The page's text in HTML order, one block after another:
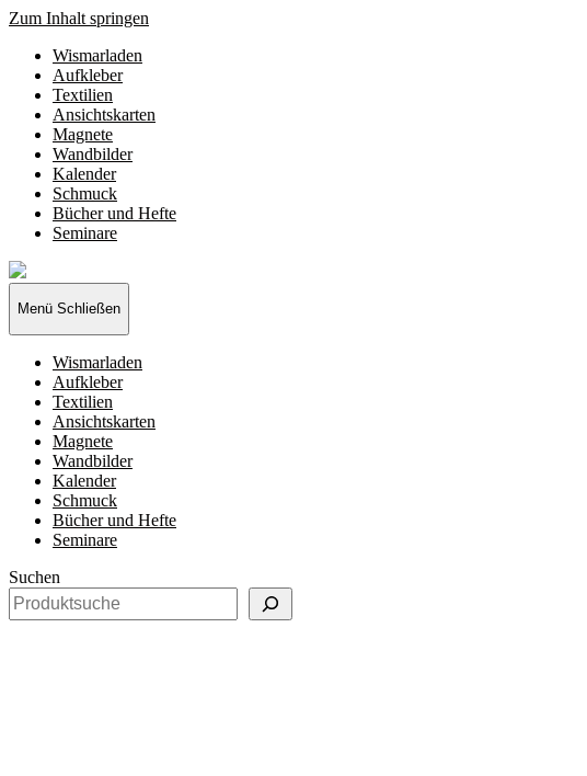
Zum Inhalt springen
Wismarladen
Aufkleber
Textilien
Ansichtskarten
Magnete
Wandbilder
Kalender
Schmuck
Bücher und Hefte
Seminare
Wismarladen
-
deine
Produzentengemeinschaft
Menü Schließen
Wismarladen
Aufkleber
Textilien
Ansichtskarten
Magnete
Wandbilder
Kalender
Schmuck
Bücher und Hefte
Seminare
Suchen